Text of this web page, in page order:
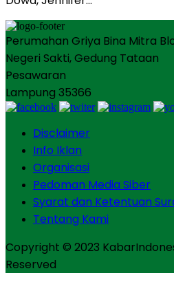
Perumahan Griya Bina Mitra
Negeri Sakti, Gedung Tataan
Pesawaran
Lampung 35366
Disclaimer
Info Iklan
Organisasi
Pedoman Media Siber
Syarat dan Ketentuan
Tentang Kami
Copyright © 2023
Reserved